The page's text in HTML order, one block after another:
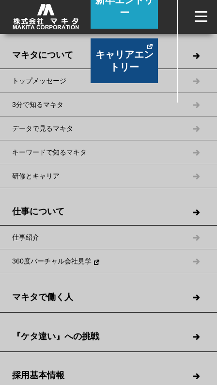
ー
キャリアエン
トリー
マキタについて
トップメッセージ
3分で知るマキタ
データで見るマキタ
キーワードで知るマキタ
研修とキャリア
仕事について
仕事紹介
360度バーチャル会社見学
マキタで働く人
『ケタ違い』への挑戦
採用基本情報
「ケタ違い
を造る。
ABOUT MAKITA
船のエンジンと向き合う
ニッチトップ企業
いて、世界トップクラスのシェアを誇る船舶用エンジンメーカ